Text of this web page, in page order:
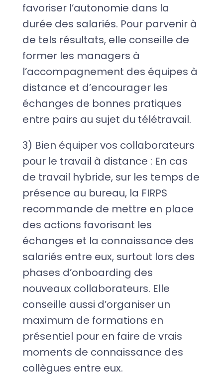
favoriser l’autonomie dans la
durée des salariés. Pour parvenir à
de tels résultats, elle conseille de
former les managers à
l’accompagnement des équipes à
distance et d’encourager les
échanges de bonnes pratiques
entre pairs au sujet du télétravail.
3) Bien équiper vos collaborateurs
pour le travail à distance : En cas
de travail hybride, sur les temps de
présence au bureau, la FIRPS
recommande de mettre en place
des actions favorisant les
échanges et la connaissance des
salariés entre eux, surtout lors des
phases d’onboarding des
nouveaux collaborateurs. Elle
conseille aussi d’organiser un
maximum de formations en
présentiel pour en faire de vrais
moments de connaissance des
collègues entre eux.